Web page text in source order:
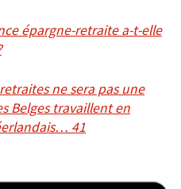
épargne-retraite a-t-elle
ne sera pas une
Belges travaillent en
41